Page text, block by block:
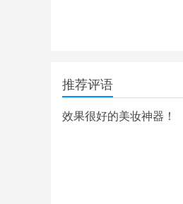
推荐评语
效果很好的美妆神器！